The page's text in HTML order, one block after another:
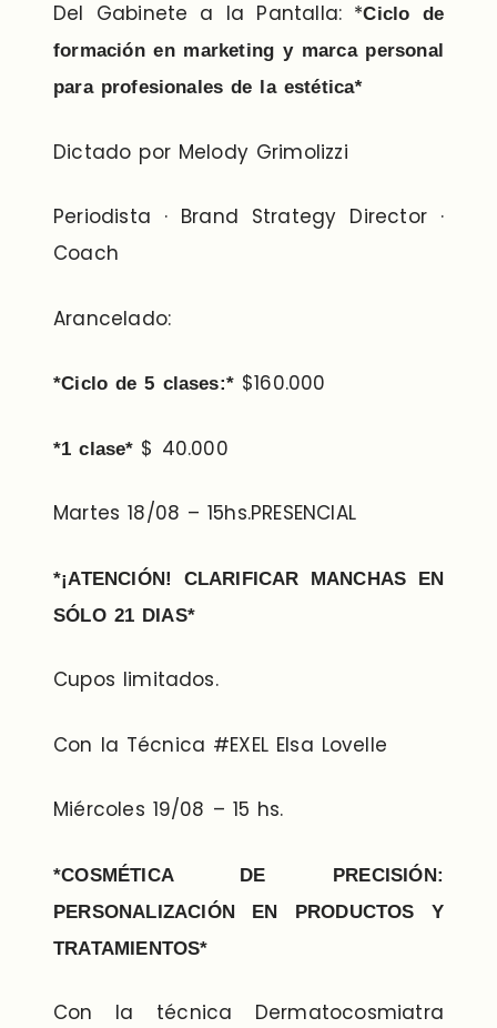
Del Gabinete a la Pantalla: *Ciclo de
formación en marketing y marca personal
para profesionales de la estética*
Dictado por Melody Grimolizzi
Periodista · Brand Strategy Director ·
Coach
Arancelado:
*Ciclo de 5 clases:* $160.000
*1 clase* $ 40.000
Martes 18/08 – 15hs.PRESENCIAL
*¡ATENCIÓN! CLARIFICAR MANCHAS EN
SÓLO 21 DIAS*
Cupos limitados.
Con la Técnica #EXEL Elsa Lovelle
Miércoles 19/08 – 15 hs.
*COSMÉTICA DE PRECISIÓN:
PERSONALIZACIÓN EN PRODUCTOS Y
TRATAMIENTOS*
Con la técnica Dermatocosmiatra